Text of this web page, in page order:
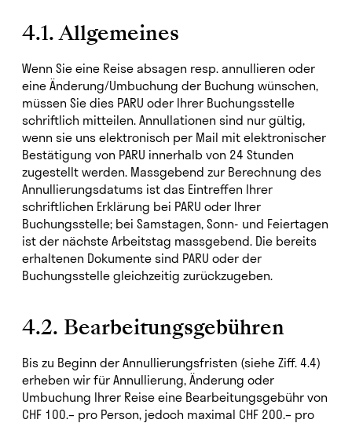
4.1. Allgemeines
Wenn Sie eine Reise absagen resp. annullieren oder
eine Änderung/Umbuchung der Buchung wünschen,
müssen Sie dies PARU oder Ihrer Buchungsstelle
schriftlich mitteilen. Annullationen sind nur gültig,
wenn sie uns elektronisch per Mail mit elektronischer
Bestätigung von PARU innerhalb von 24 Stunden
zugestellt werden. Massgebend zur Berechnung des
Annullierungsdatums ist das Eintreffen Ihrer
schriftlichen Erklärung bei PARU oder Ihrer
Buchungsstelle; bei Samstagen, Sonn- und Feiertagen
ist der nächste Arbeitstag massgebend. Die bereits
erhaltenen Dokumente sind PARU oder der
Buchungsstelle gleichzeitig zurückzugeben.
4.2. Bearbeitungsgebühren
Bis zu Beginn der Annullierungsfristen (siehe Ziff. 4.4)
erheben wir für Annullierung, Änderung oder
Umbuchung Ihrer Reise eine Bearbeitungsgebühr von
CHF 100.– pro Person, jedoch maximal CHF 200.– pro